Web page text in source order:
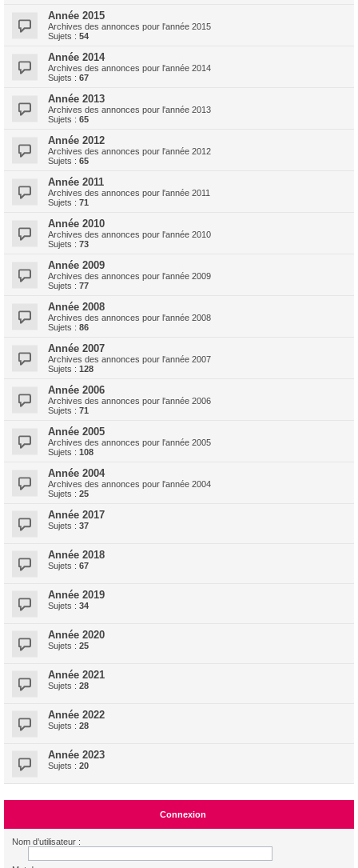
Année 2015
Archives des annonces pour l'année 2015
Sujets : 54
Année 2014
Archives des annonces pour l'année 2014
Sujets : 67
Année 2013
Archives des annonces pour l'année 2013
Sujets : 65
Année 2012
Archives des annonces pour l'année 2012
Sujets : 65
Année 2011
Archives des annonces pour l'année 2011
Sujets : 71
Année 2010
Archives des annonces pour l'année 2010
Sujets : 73
Année 2009
Archives des annonces pour l'année 2009
Sujets : 77
Année 2008
Archives des annonces pour l'année 2008
Sujets : 86
Année 2007
Archives des annonces pour l'année 2007
Sujets : 128
Année 2006
Archives des annonces pour l'année 2006
Sujets : 71
Année 2005
Archives des annonces pour l'année 2005
Sujets : 108
Année 2004
Archives des annonces pour l'année 2004
Sujets : 25
Année 2017
Sujets : 37
Année 2018
Sujets : 67
Année 2019
Sujets : 34
Année 2020
Sujets : 25
Année 2021
Sujets : 28
Année 2022
Sujets : 28
Année 2023
Sujets : 20
Connexion
Nom d’utilisateur :